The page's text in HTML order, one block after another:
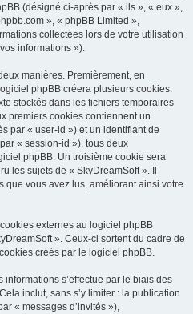
(désigné ci-après par « ils », « eux »,
», « phpBB Limited »,
collectées lors de votre utilisation
informations »).
manières. Premièrement, en
phpBB créera plusieurs cookies.
stockés dans les fichiers temporaires
premiers cookies contiennent un
par « user-id ») et un identifiant de
« session-id »), tous deux
phpBB. Un troisième cookie sera
les sujets de « SkyDreamSoft ». Il
que vous avez lus, améliorant ainsi votre
externes au logiciel phpBB
». Ceux-ci sortent du cadre de
créés par le logiciel phpBB.
s’effectue par le biais des
inclut, sans s’y limiter : la publication
« messages d’invités »),